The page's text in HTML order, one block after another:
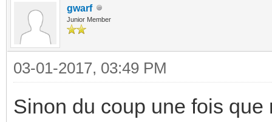
gwarf
Junior Member
03-01-2017, 03:49 PM
Sinon du coup une fois